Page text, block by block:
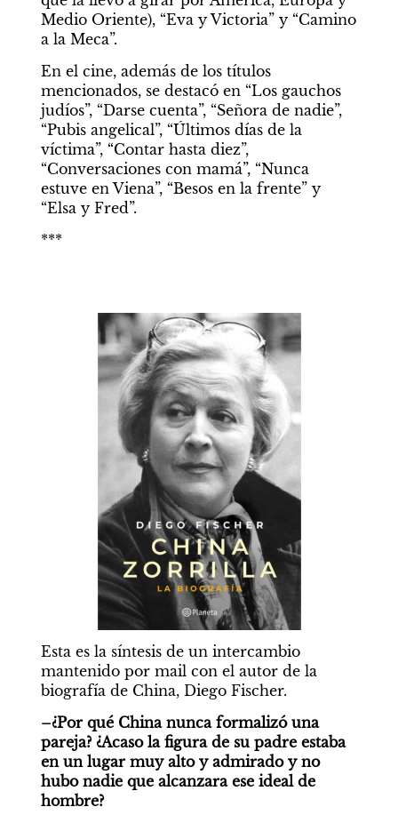
Medio Oriente), “Eva y Victoria” y “Camino
a la Meca”.
En el cine, además de los títulos
mencionados, se destacó en “Los gauchos
judíos”, “Darse cuenta”, “Señora de nadie”,
“Pubis angelical”, “Últimos días de la
víctima”, “Contar hasta diez”,
“Conversaciones con mamá”, “Nunca
estuve en Viena”, “Besos en la frente” y
“Elsa y Fred”.
***
Esta es la síntesis de un intercambio
mantenido por mail con el autor de la
biografía de China, Diego Fischer.
–¿Por qué China nunca formalizó una
pareja? ¿Acaso la figura de su padre estaba
en un lugar muy alto y admirado y no
hubo nadie que alcanzara ese ideal de
hombre?